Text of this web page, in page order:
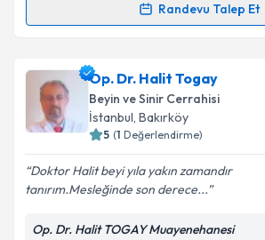
Randevu Talep Et
takvim hazırlandığında e-posta ile
E-posta Adresiniz
Kişisel verilerimin işlenmesine
Op. Dr. Halit Togay
Beyin ve Sinir Cerrahisi
İstanbul, Bakırköy
5 (1 Değerlendirme)
Doktor Halit beyi yıla yakın zamandır
tanırım.Mesleğinde son derece...
Op. Dr. Halit TOGAY Muayenehanesi